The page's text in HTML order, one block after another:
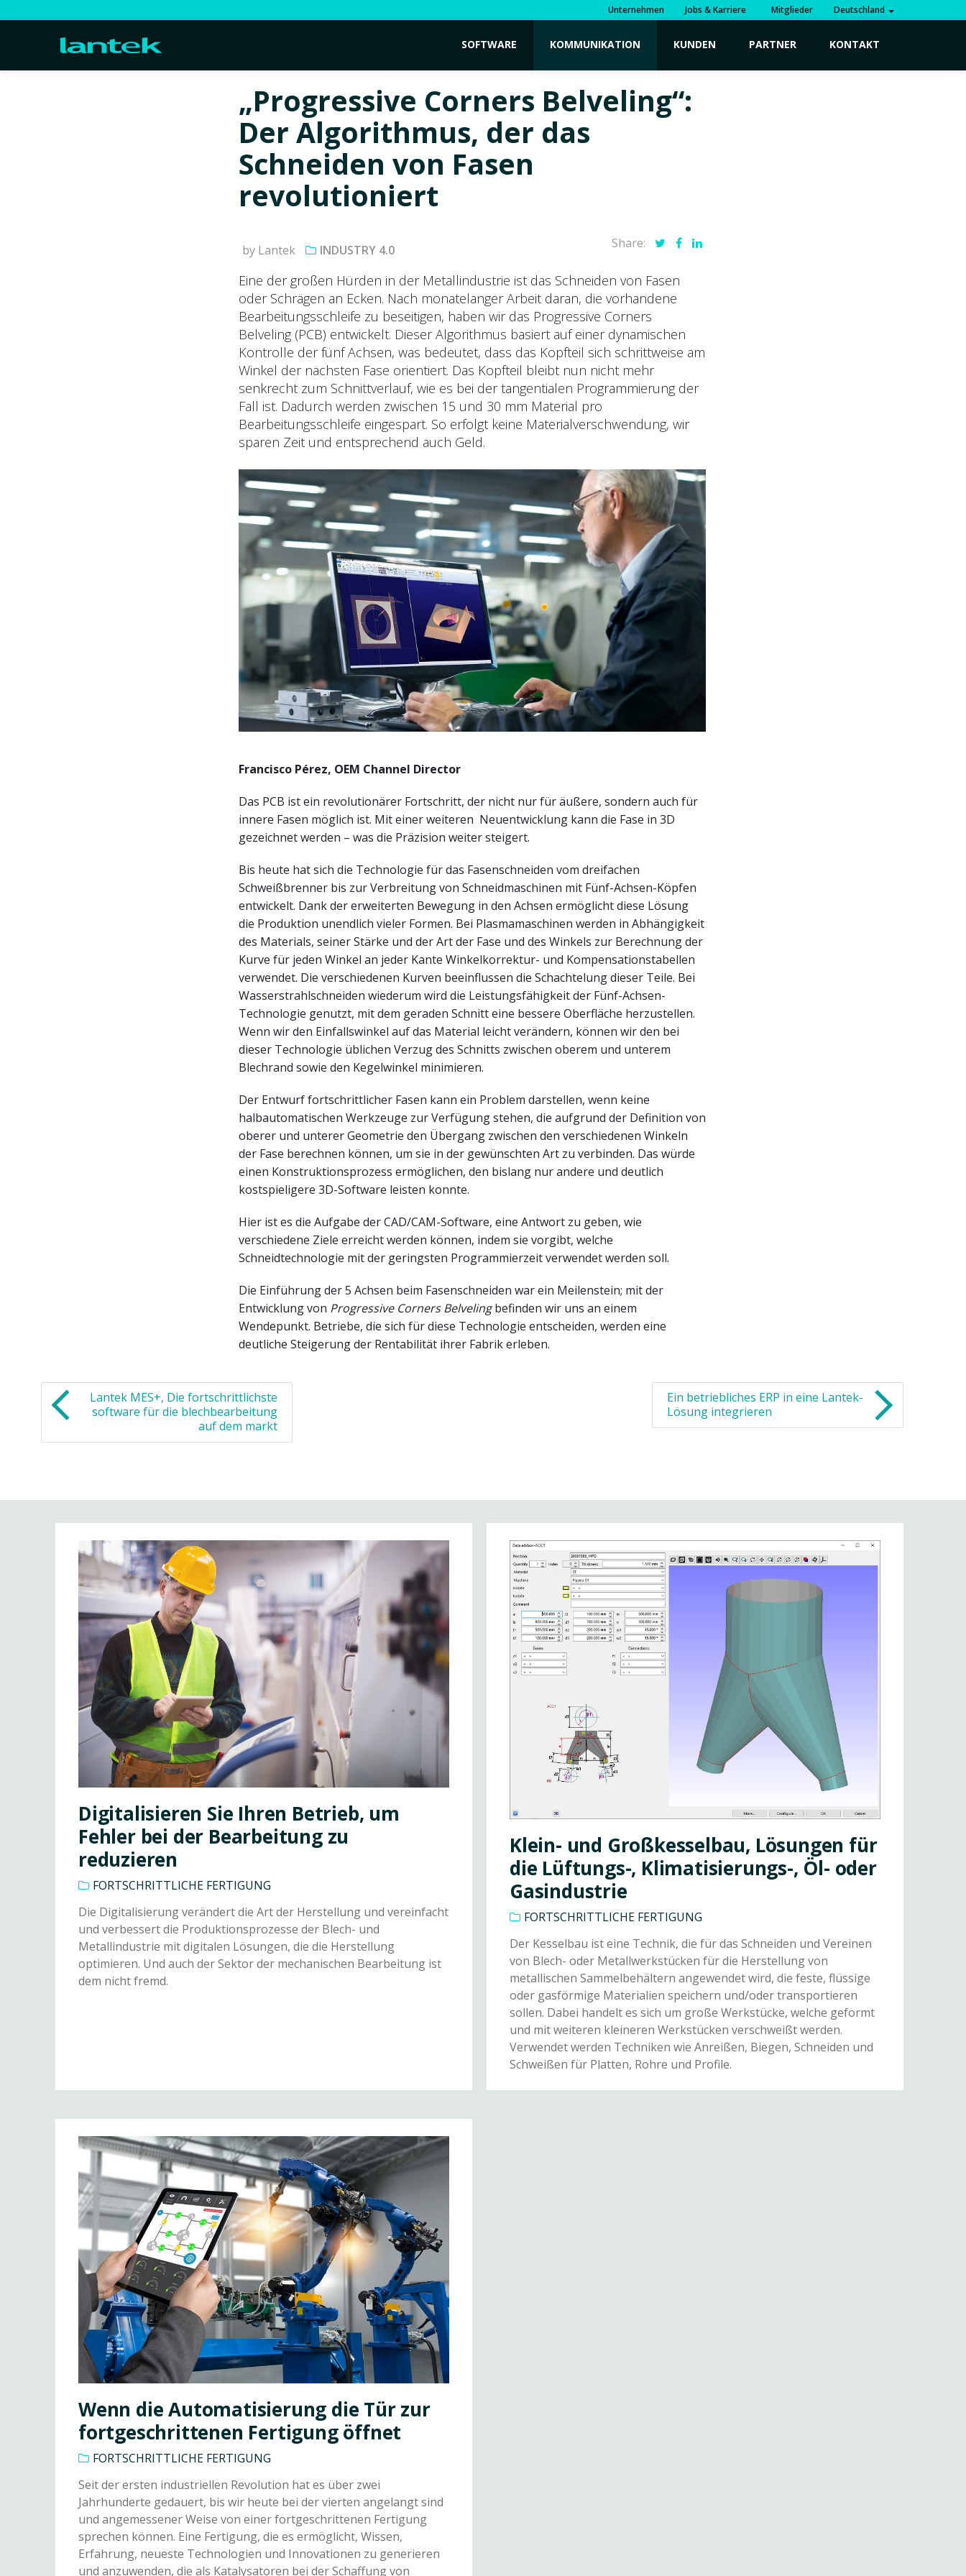
Unternehmen Jobs & Karriere Mitglieder Deutschland
SOFTWARE KOMMUNIKATION KUNDEN PARTNER KONTAKT
„Progressive Corners Belveling“:
Der Algorithmus, der das
Schneiden von Fasen
revolutioniert
by Lantek INDUSTRY 4.0 Share:
Eine der großen Hürden in der Metallindustrie ist das Schneiden von Fasen
oder Schrägen an Ecken. Nach monatelanger Arbeit daran, die vorhandene
Bearbeitungsschleife zu beseitigen, haben wir das Progressive Corners
Belveling (PCB) entwickelt. Dieser Algorithmus basiert auf einer dynamischen
Kontrolle der fünf Achsen, was bedeutet, dass das Kopfteil sich schrittweise am
Winkel der nächsten Fase orientiert. Das Kopfteil bleibt nun nicht mehr
senkrecht zum Schnittverlauf, wie es bei der tangentialen Programmierung der
Fall ist. Dadurch werden zwischen 15 und 30 mm Material pro
Bearbeitungsschleife eingespart. So erfolgt keine Materialverschwendung, wir
sparen Zeit und entsprechend auch Geld.
Francisco Pérez, OEM Channel Director
Das PCB ist ein revolutionärer Fortschritt, der nicht nur für äußere, sondern auch für
innere Fasen möglich ist. Mit einer weiteren Neuentwicklung kann die Fase in 3D
gezeichnet werden – was die Präzision weiter steigert.
Bis heute hat sich die Technologie für das Fasenschneiden vom dreifachen
Schweißbrenner bis zur Verbreitung von Schneidmaschinen mit Fünf-Achsen-Köpfen
entwickelt. Dank der erweiterten Bewegung in den Achsen ermöglicht diese Lösung
die Produktion unendlich vieler Formen. Bei Plasmamaschinen werden in Abhängigkeit
des Materials, seiner Stärke und der Art der Fase und des Winkels zur Berechnung der
Kurve für jeden Winkel an jeder Kante Winkelkorrektur- und Kompensationstabellen
verwendet. Die verschiedenen Kurven beeinflussen die Schachtelung dieser Teile. Bei
Wasserstrahlschneiden wiederum wird die Leistungsfähigkeit der Fünf-Achsen-
Technologie genutzt, mit dem geraden Schnitt eine bessere Oberfläche herzustellen.
Wenn wir den Einfallswinkel auf das Material leicht verändern, können wir den bei
dieser Technologie üblichen Verzug des Schnitts zwischen oberem und unterem
Blechrand sowie den Kegelwinkel minimieren.
Der Entwurf fortschrittlicher Fasen kann ein Problem darstellen, wenn keine
halbautomatischen Werkzeuge zur Verfügung stehen, die aufgrund der Definition von
oberer und unterer Geometrie den Übergang zwischen den verschiedenen Winkeln
der Fase berechnen können, um sie in der gewünschten Art zu verbinden. Das würde
einen Konstruktionsprozess ermöglichen, den bislang nur andere und deutlich
kostspieligere 3D-Software leisten konnte.
Hier ist es die Aufgabe der CAD/CAM-Software, eine Antwort zu geben, wie
verschiedene Ziele erreicht werden können, indem sie vorgibt, welche
Schneidtechnologie mit der geringsten Programmierzeit verwendet werden soll.
Die Einführung der 5 Achsen beim Fasenschneiden war ein Meilenstein; mit der
Entwicklung von Progressive Corners Belvelingbefinden wir uns an einem
Wendepunkt. Betriebe, die sich für diese Technologie entscheiden, werden eine
deutliche Steigerung der Rentabilität ihrer Fabrik erleben.
Lantek MES+, Die fortschrittlichste
software für die blechbearbeitung
auf dem markt
Ein betriebliches ERP in eine Lantek-
Lösung integrieren
Digitalisieren Sie Ihren Betrieb, um
Fehler bei der Bearbeitung zu
reduzieren
FORTSCHRITTLICHE FERTIGUNG
Die Digitalisierung verändert die Art der Herstellung und vereinfacht
und verbessert die Produktionsprozesse der Blech- und
Metallindustrie mit digitalen Lösungen, die die Herstellung
optimieren. Und auch der Sektor der mechanischen Bearbeitung ist
dem nicht fremd.
Klein- und Großkesselbau, Lösungen für
die Lüftungs-, Klimatisierungs-, Öl- oder
Gasindustrie
FORTSCHRITTLICHE FERTIGUNG
Der Kesselbau ist eine Technik, die für das Schneiden und Vereinen
von Blech- oder Metallwerkstücken für die Herstellung von
metallischen Sammelbehältern angewendet wird, die feste, flüssige
oder gasförmige Materialien speichern und/oder transportieren
sollen. Dabei handelt es sich um große Werkstücke, welche geformt
und mit weiteren kleineren Werkstücken verschweißt werden.
Verwendet werden Techniken wie Anreißen, Biegen, Schneiden und
Schweißen für Platten, Rohre und Profile.
Wenn die Automatisierung die Tür zur
fortgeschrittenen Fertigung öffnet
FORTSCHRITTLICHE FERTIGUNG
Seit der ersten industriellen Revolution hat es über zwei
Jahrhunderte gedauert, bis wir heute bei der vierten angelangt sind
und angemessener Weise von einer fortgeschrittenen Fertigung
sprechen können. Eine Fertigung, die es ermöglicht, Wissen,
Erfahrung, neueste Technologien und Innovationen zu generieren
und anzuwenden, die als Katalysatoren bei der Schaffung von